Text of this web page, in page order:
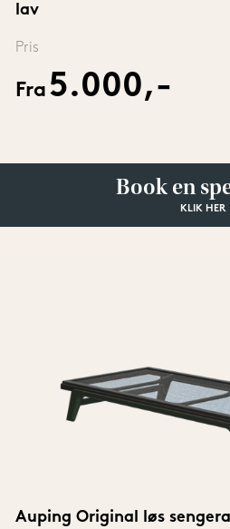
lav
Pris
Fra 5.000,-
Book en
KLIK HER
Auping Original løs